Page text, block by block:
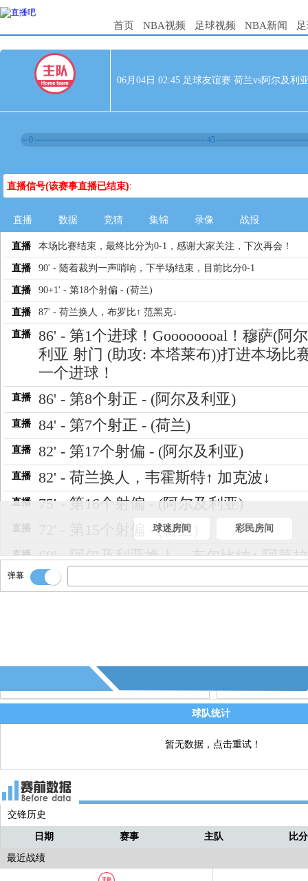
首页 NBA视频 足球视频 NBA新闻
06月04日 02:45 足球友谊赛 荷兰vs阿尔及利
0 45
直播信号(该赛事直播已结束):
直播 数据 竞猜 集锦 录像 战报
直播 本场比赛结束，最终比分为0-1，感谢大家关注，下次再会！
直播 90' - 随着裁判一声哨响，下半场结束，目前比分0-1
直播 90+1' - 第18个射偏 - (荷兰)
直播 87' - 荷兰换人，布罗比↑ 范黑克↓
直播
86' - 第1个进球！Goooooooal！穆萨(阿
利亚 射门 (助攻: 本塔莱布))打进本场比
一个进球！
直播 86' - 第8个射正 - (阿尔及利亚)
直播 84' - 第7个射正 - (荷兰)
直播 82' - 第17个射偏 - (阿尔及利亚)
直播 82' - 荷兰换人，韦霍斯特↑ 加克波↓
直播 75' - 第16个射偏 - (阿尔及利亚)
直播 72' - 第15个射偏 - (荷兰)
直播 69' - 阿尔及利亚换人，布尔比纳↑ 阿莫
直播 68' - 荷兰换人，海特勒伊达↑ 维费尔↓
球迷房间 彩民房间
弹幕
球队统计
暂无数据，点击重试！
交锋历史
日期 赛事 主队 比分
最近战绩